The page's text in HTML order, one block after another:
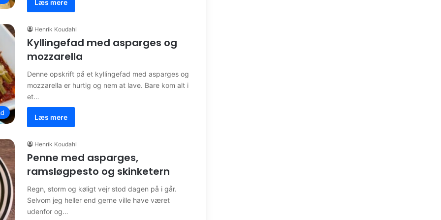
Læs mere
Henrik Koudahl
Kyllingefad med asparges og
mozzarella
Denne opskrift på et kyllingefad med asparges og
mozzarella er hurtig og nem at lave. Bare kom alt i
et…
Læs mere
Henrik Koudahl
Penne med asparges,
ramsløgpesto og skinketern
Regn, storm og køligt vejr stod dagen på i går.
Selvom jeg heller end gerne ville have været
udenfor og…